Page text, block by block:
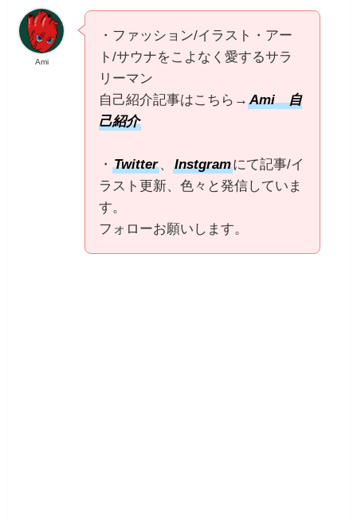
Ami
・ファッション/イラスト・アー
ト/サウナをこよなく愛するサラ
リーマン
自己紹介記事はこちら→Ami 自
己紹介
・Twitter、Instgramにて記事/イ
ラスト更新、色々と発信していま
す。
フォローお願いします。